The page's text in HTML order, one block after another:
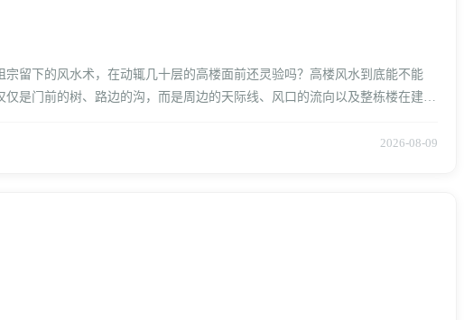
留下的风水术，在动辄几十层的高楼面前还灵验吗？高楼风水到底能不能
是门前的树、路边的沟，而是周边的天际线、风口的流向以及整栋楼在建筑
2026-08-09